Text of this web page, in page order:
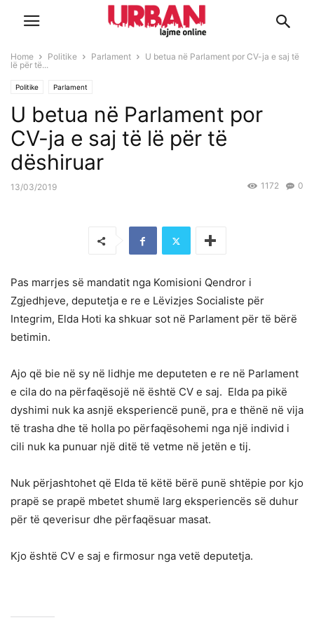
Home Politike Parlament
U betua në Parlament por CV-ja e saj të
lë për të...
Politike Parlament
U betua në Parlament por
CV-ja e saj të lë për të
dëshiruar
13/03/2019 0
1172
Pas marrjes së mandatit nga Komisioni Qendror i
Zgjedhjeve, deputetja e re e Lëvizjes Socialiste për
Integrim, Elda Hoti ka shkuar sot në Parlament për të bërë
betimin.
Ajo që bie në sy në lidhje me deputeten e re në Parlament
e cila do na përfaqësojë në është CV e saj. Elda pa pikë
dyshimi nuk ka asnjë eksperiencë punë, pra e thënë në vija
të trasha dhe të holla po përfaqësohemi nga një individ i
cili nuk ka punuar një ditë të vetme në jetën e tij.
Nuk përjashtohet që Elda të këtë bërë punë shtëpie por kjo
prapë se prapë mbetet shumë larg eksperiencës së duhur
për të qeverisur dhe përfaqësuar masat.
Kjo është CV e saj e firmosur nga vetë deputetja.